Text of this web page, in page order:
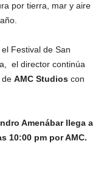
por tierra, mar y aire
Festival de San
el director continúa
de AMC Studios con
Amenábar llega a
10:00 pm por AMC.